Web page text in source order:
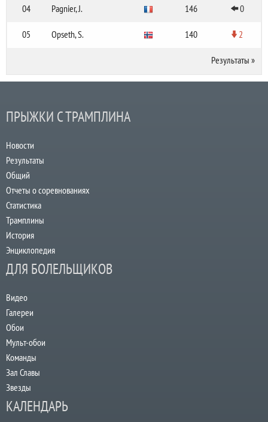
04 Pagnier, J. 146 0
05 Opseth, S. 140 2
Результаты »
ПРЫЖКИ С ТРАМПЛИНА
Новости
Результаты
Общий
Отчеты о соревнованиях
Статистика
Трамплины
История
Энциклопедия
ДЛЯ БОЛЕЛЬЩИКОВ
Видео
Галереи
Обои
Мульт-обои
Команды
Зал Славы
Звезды
КАЛЕНДАРЬ